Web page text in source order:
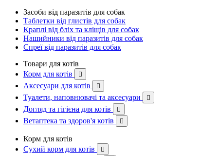
Засоби від паразитів для собак
Таблетки від глистів для собак
Краплі від бліх та кліщів для собак
Нашийники від паразитів для собак
Спреї від паразитів для собак
Товари для котів
Корм для котів

Аксесуари для котів 
Туалети, наповнювачі та аксесуари 
Догляд та гігієна для котів 
Ветаптека та здоров'я котів 
Корм для котів
Сухий корм для котів
